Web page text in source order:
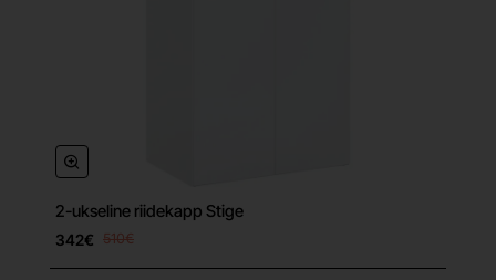
2-ukseline riidekapp Stige
342€ 510€